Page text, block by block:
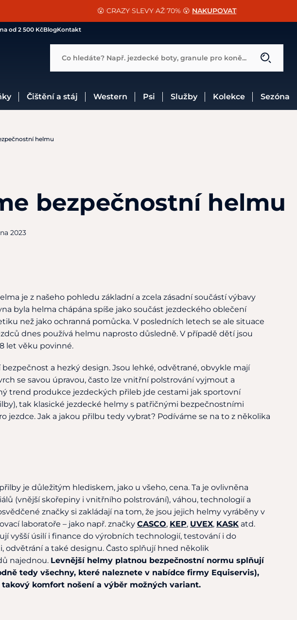
SLEVA 13% na vše od Cassini! CHCI SLEVU
😮 CRAZY SLEVY AŽ 70% 😮 NAKUPOVAT
📐Pasování a doplňky k vybraným sedlům ZDARMA 🐴
od 2 500 KčBlogKontakt
Co hledáte? Např. jezdecké boty, granule pro koně...
Čištění a stáj Western Psi Služby Kolekce Sezóna
helmu
bezpečnostní helmu
2023
je z našeho pohledu základní a zcela zásadní součástí výbavy
byla helma chápána spíše jako součást jezdeckého oblečení
než jako ochranná pomůcka. V posledních letech se ale situace
dnes používá helmu naprosto důsledně. V případě dětí jsou
let věku povinné.
a hezký design. Jsou lehké, odvětrané, obvykle mají
se savou úpravou, často lze vnitřní polstrování vyjmout a
trend produkce jezdeckých přileb jde cestami jak sportovní
tak klasické jezdecké helmy s patřičnými bezpečnostními
jezdce. Jak a jakou přilbu tedy vybrat? Podíváme se na to z několika
je důležitým hlediskem, jako u všeho, cena. Ta je ovlivněna
(vnější skořepiny i vnitřního polstrování), váhou, technologií a
značky si zakládají na tom, že jsou jejich helmy vyráběny v
laboratoře – jako např. značky CASCO, KEP, UVEX, KASK atd.
vyšší úsilí i finance do výrobních technologií, testování i do
odvětrání a také designu. Často splňují hned několik
najednou. Levnější helmy platnou bezpečnostní normu splňují
tedy všechny, které naleznete v nabídce firmy Equiservis),
komfort nošení a výběr možných variant.